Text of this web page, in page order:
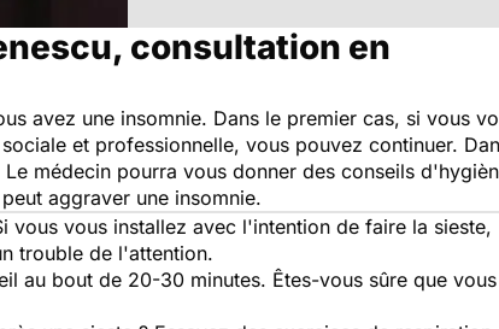
consultation en
avez une insomnie. Dans le premier cas, si vous
et professionnelle, vous pouvez continuer.
médecin pourra vous donner des conseils
aggraver une insomnie.
vous installez avec l'intention de faire la sieste,
trouble de l'attention.
au bout de 20-30 minutes. Êtes-vous sûre que vous